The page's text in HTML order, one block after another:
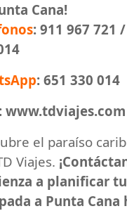
Cana!
: 911 967 721
: 651 330 014
: www.tdviajes.com
el paraíso
Viajes.
a planificar tu
a Punta Cana